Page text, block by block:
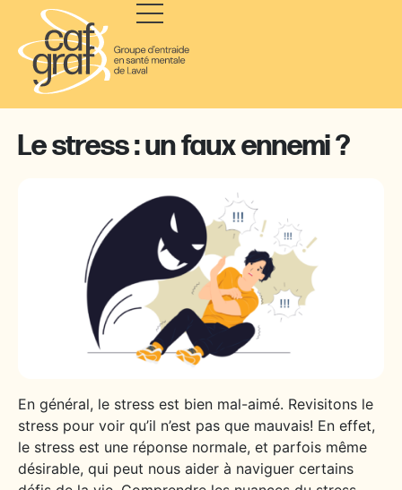
Le stress : un faux ennemi ?
En général, le stress est bien mal-aimé. Revisitons le
stress pour voir qu’il n’est pas que mauvais! En effet,
le stress est une réponse normale, et parfois même
désirable, qui peut nous aider à naviguer certains